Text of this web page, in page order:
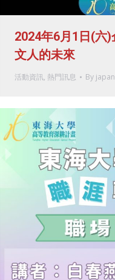
2024年6月1日(六
文人的未來
活動資訊, 熱門訊息 By